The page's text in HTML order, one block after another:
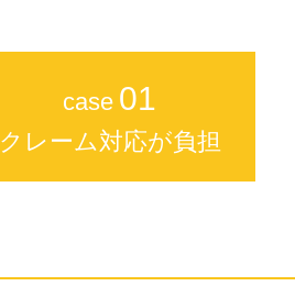
case 01
クレーム対応が負担